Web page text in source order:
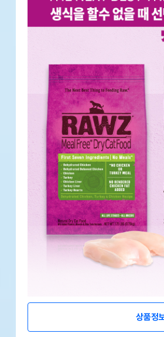
상품정